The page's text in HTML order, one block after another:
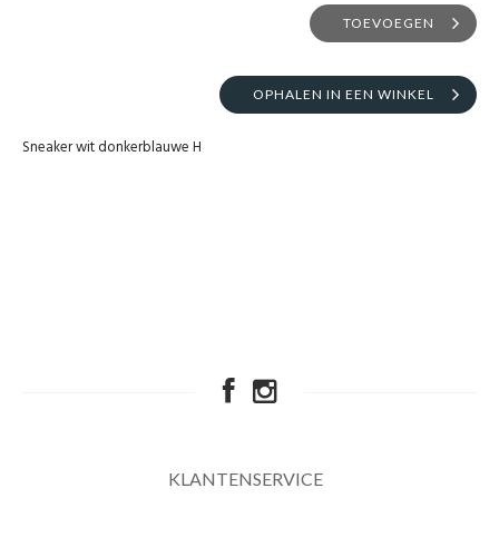
TOEVOEGEN
OPHALEN IN EEN WINKEL
Sneaker wit donkerblauwe H
KLANTENSERVICE